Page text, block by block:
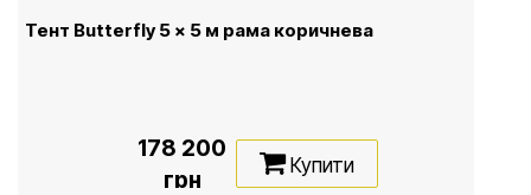
Тент Butterfly 5 x 5 м рама коричнева
178 200
грн
Купити